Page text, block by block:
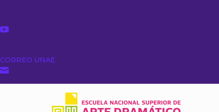

CORREO UNAE
